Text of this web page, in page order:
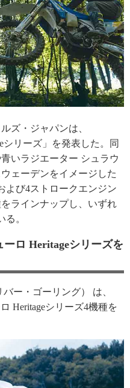
ズ・ジャパンは、
シリーズ」を発表した。同
いラジエーター シュラウ
ェーデンをイメージした
よび4ストロークエンジン
ラインナップし、いずれ
る。
ロ Heritageシリーズを
ー・ゴーリング） は、
Heritageシリーズ4機種を